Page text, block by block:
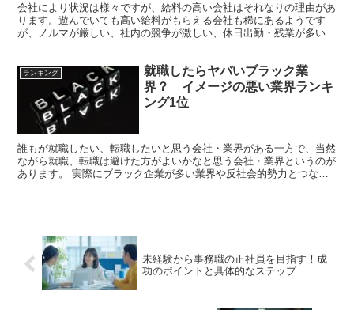
会社により状況は様々ですが、給料の高い会社はそれなりの理由があ
ります。遊んでいても高い給料がもらえる会社も稀にあるようです
が、ノルマが厳しい、社内の競争が激しい、休日出勤・残業が多いな
ランキング
就職したらヤバいブラック業
界？ イメージの悪い業界ランキ
ング1位
誰もが就職したい、転職したいと思う会社・業界がある一方で、当然
ながら就職、転職は避けた方がよいかなと思う会社・業界というのが
あります。 実際にブラック企業が多い業界や反社会的勢力とつなが
未経験から事務職の正社員を目指す！成
功のポイントと具体的なステップ